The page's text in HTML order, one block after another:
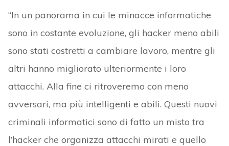
“In un panorama in cui le minacce informatiche
sono in costante evoluzione, gli hacker meno abili
sono stati costretti a cambiare lavoro, mentre gli
altri hanno migliorato ulteriormente i loro
attacchi. Alla fine ci ritroveremo con meno
avversari, ma più intelligenti e abili. Questi nuovi
criminali informatici sono di fatto un misto tra
l’hacker che organizza attacchi mirati e quello